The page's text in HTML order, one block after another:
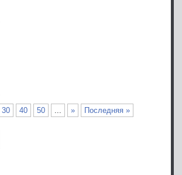
30 40 50 ... » Последняя »